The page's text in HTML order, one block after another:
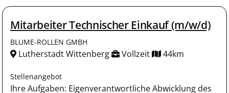
Mitarbeiter Technischer Einkauf (m/w/d)
BLUME-ROLLEN GMBH
Lutherstadt Wittenberg Vollzeit 44km
Stellenangebot
Ihre Aufgaben: Eigenverantwortliche Abwicklung des